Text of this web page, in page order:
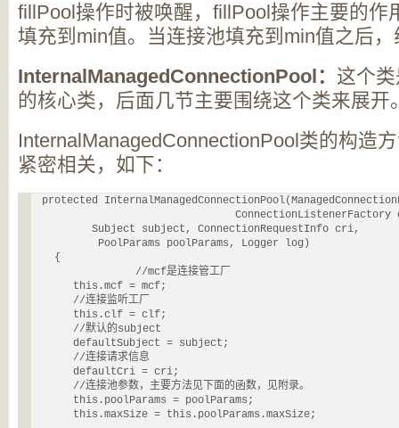
fillPool操作时被唤醒，fillPool操作主要的作
填充到min值。当连接池填充到min值之后
InternalManagedConnectionPool： 这个
的核心类，后面几节主要围绕这个类来展开
InternalManagedConnectionPool类的构造
紧密相关，如下：
protected
         Subject subject, ConnectionRequestInfo cri,
          PoolParams poolParams, Logger log)
   {
      this.mcf = mcf;
      //连接监听工厂
      this.clf = clf;
      //默认的subject
      defaultSubject = subject;
      //连接请求信息
      defaultCri = cri;
      //连接池参数，主要方法见下面的函数，见附录。
      this.poolParams = poolParams;
      this.maxSize = this.poolParams.maxSize;